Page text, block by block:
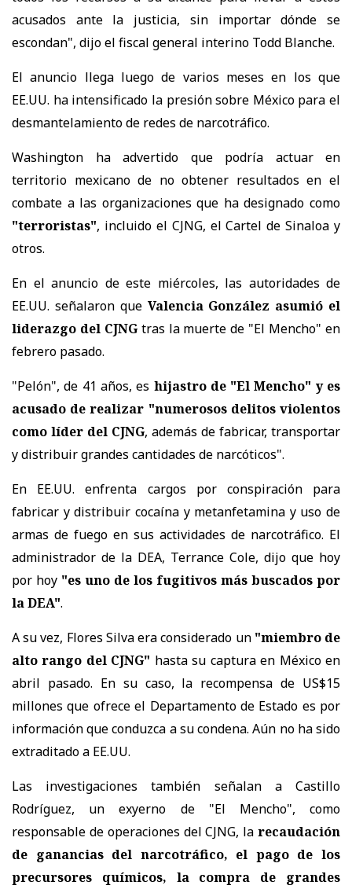
acusados ante la justicia, sin importar dónde se
escondan", dijo el fiscal general interino Todd Blanche.
El anuncio llega luego de varios meses en los que
EE.UU. ha intensificado la presión sobre México para el
desmantelamiento de redes de narcotráfico.
Washington ha advertido que podría actuar en
territorio mexicano de no obtener resultados en el
combate a las organizaciones que ha designado como
"terroristas", incluido el CJNG, el Cartel de Sinaloa y
otros.
En el anuncio de este miércoles, las autoridades de
EE.UU. señalaron queValencia González asumió el
liderazgo del CJNGtras la muerte de "El Mencho" en
febrero pasado.
"Pelón", de 41 años, es hijastro de "El Mencho" y es
acusado de realizar "numerosos delitos violentos
como líder del CJNG, además de fabricar, transportar
y distribuir grandes cantidades de narcóticos".
En EE.UU. enfrenta cargos por conspiración para
fabricar y distribuir cocaína y metanfetamina y uso de
armas de fuego en sus actividades de narcotráfico. El
administrador de la DEA, Terrance Cole, dijo que hoy
por hoy "es uno de los fugitivos más buscados por
la DEA".
A su vez, Flores Silva era considerado un "miembro de
alto rango del CJNG" hasta su captura en México en
abril pasado. En su caso, la recompensa de US$15
millones que ofrece el Departamento de Estado es por
información que conduzca a su condena. Aún no ha sido
extraditado a EE.UU.
Las investigaciones también señalan a Castillo
Rodríguez, un exyerno de "El Mencho", como
responsable de operaciones del CJNG, la recaudación
de ganancias del narcotráfico, el pago de los
precursores químicos, la compra de grandes